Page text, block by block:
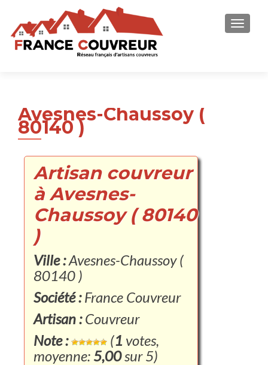
Avesnes-Chaussoy (
80140 )
Artisan couvreur
à Avesnes-
Chaussoy ( 80140
)
Ville :Avesnes-Chaussoy (
80140 )
Société :France Couvreur
Artisan :Couvreur
Note :
(1 votes,
moyenne: 5,00sur 5)